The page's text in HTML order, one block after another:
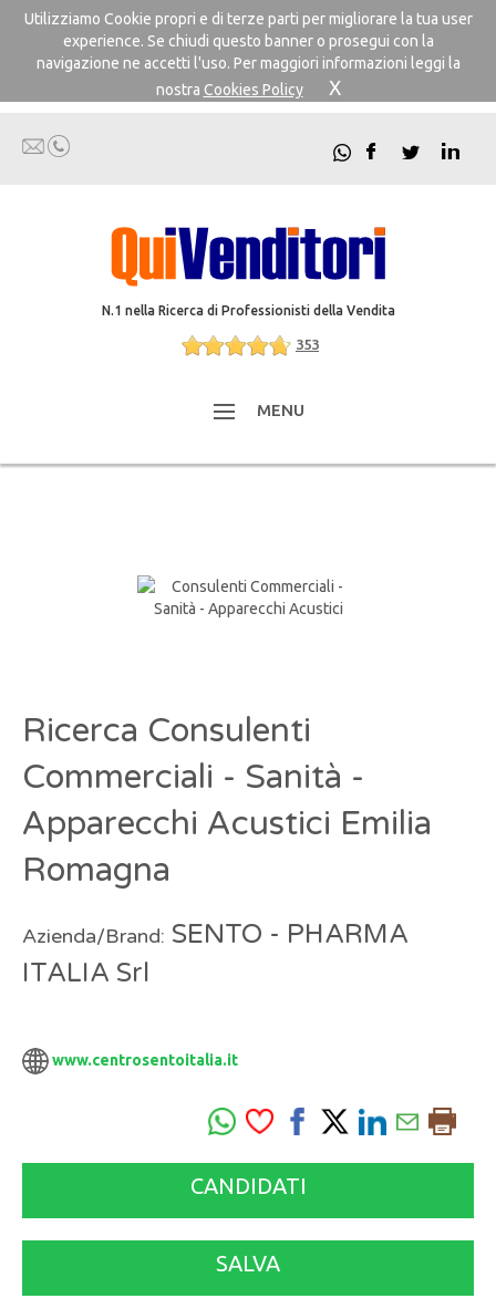
Utilizziamo Cookie propri e di terze parti per migliorare la tua user
experience. Se chiudi questo banner o prosegui con la
navigazione ne accetti l'uso. Per maggiori informazioni leggi la
nostra Cookies Policy X
N.1 nella Ricerca di Professionisti della Vendita
353
MENU
Ricerca Consulenti
Commerciali - Sanità -
Apparecchi Acustici Emilia
Romagna
Azienda/Brand: SENTO - PHARMA
ITALIA Srl
www.centrosentoitalia.it
CANDIDATI
SALVA